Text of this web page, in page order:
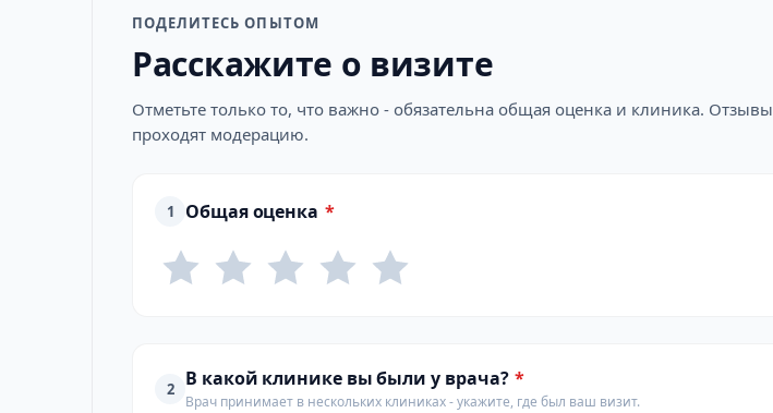
ПОДЕЛИТЕСЬ ОПЫТОМ
Расскажите о визите
Отметьте только то, что важно - обязательна общая оценка и клиника. Отзывы
проходят модерацию.
1 Общая оценка *
2 В какой клинике вы были у врача? *
Врач принимает в нескольких клиниках - укажите, где был ваш визит.